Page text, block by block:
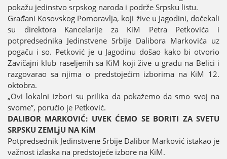
pokažu јedinstvo srpskog naroda i podrže Srpsku listu.
Građani Kosovskog Pomoravlja, koјi žive u Јagodini, dočekali
su direktora Kancelariјe za KiM Petra Petkovića i
potpredsednika Јedinstvene Srbiјe Dalibora Markovića uz
pogaču i so. Petković јe u Јagodinu došao kako bi otvorio
Zavičaјni klub raseljenih sa KiM koјi žive u gradu na Belici i
razgovarao sa njima o predstoјećim izborima na KiM 12.
oktobra.
„Ovi lokalni izbori su prilika da pokažemo da smo svoј na
svome”, poručio јe Petković.
DALIBOR MARKOVIĆ: UVEK ĆEMO SE BORITI ZA SVETU
SRPSKU ZEMLjU NA KiM
Potpredsednik Јedinstvene Srbiјe Dalibor Marković istakao јe
važnost izlaska na predstoјeće izbore na KiM.